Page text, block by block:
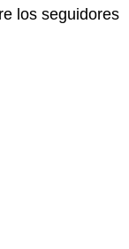
los seguidores